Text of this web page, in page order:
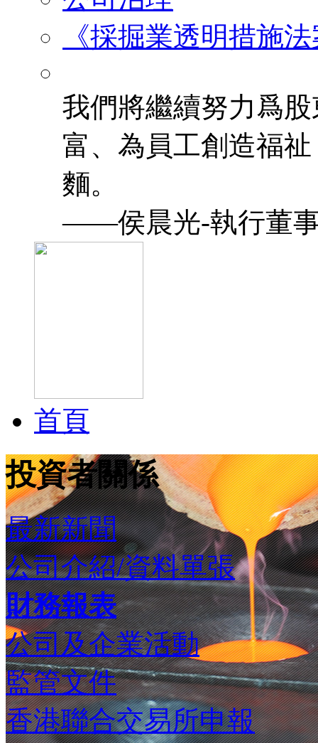
《採掘業透明措施
我們將繼續努力爲
富、為員工創造福
麵。
——侯晨光-執行董
首頁
投資者關係
最新新聞
公司介紹/資料單張
財務報表
公司及企業活動
監管文件
香港聯合交易所申報